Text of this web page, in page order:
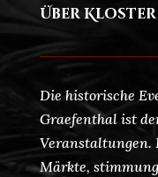
Über
Die historische
Graefenthal ist
Veranstaltungen.
Märkte,